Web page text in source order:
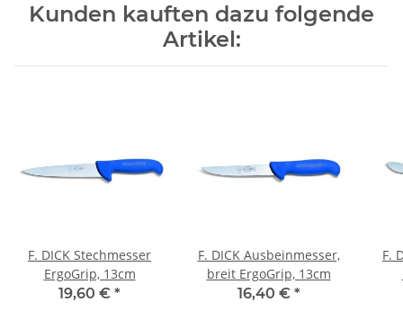
Kunden kauften dazu folgende
Artikel:
F. DICK Stechmesser
ErgoGrip, 13cm
19,60 € *
F. DICK Ausbeinmesser,
breit ErgoGrip, 13cm
16,40 € *
F.